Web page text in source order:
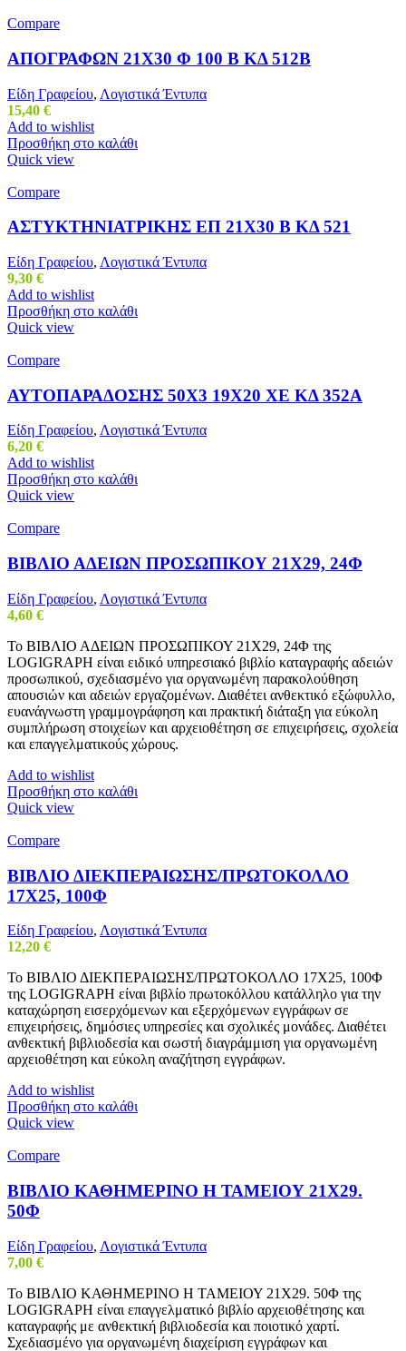
Compare
ΑΠΟΓΡΑΦΩΝ 21Χ30 Φ 100 Β ΚΔ 512Β
Είδη Γραφείου, Λογιστικά Έντυπα
15,40 €
Add to wishlist
Προσθήκη στο καλάθι
Quick view
Compare
ΑΣΤΥΚΤΗΝΙΑΤΡΙΚΗΣ ΕΠ 21Χ30 Β ΚΔ 521
Είδη Γραφείου, Λογιστικά Έντυπα
9,30 €
Add to wishlist
Προσθήκη στο καλάθι
Quick view
Compare
ΑΥΤΟΠΑΡΑΔΟΣΗΣ 50Χ3 19Χ20 ΧΕ ΚΔ 352Α
Είδη Γραφείου, Λογιστικά Έντυπα
6,20 €
Add to wishlist
Προσθήκη στο καλάθι
Quick view
Compare
ΒΙΒΛΙΟ ΑΔΕΙΩΝ ΠΡΟΣΩΠΙΚΟΥ 21Χ29, 24Φ
Είδη Γραφείου, Λογιστικά Έντυπα
4,60 €
Το ΒΙΒΛΙΟ ΑΔΕΙΩΝ ΠΡΟΣΩΠΙΚΟΥ 21Χ29, 24Φ της
LOGIGRAPH είναι ειδικό υπηρεσιακό βιβλίο καταγραφής αδειών
προσωπικού, σχεδιασμένο για οργανωμένη παρακολούθηση
απουσιών και αδειών εργαζομένων. Διαθέτει ανθεκτικό εξώφυλλο,
ευανάγνωστη γραμμογράφηση και πρακτική διάταξη για εύκολη
συμπλήρωση στοιχείων και αρχειοθέτηση σε επιχειρήσεις, σχολεία
και επαγγελματικούς χώρους.
Add to wishlist
Προσθήκη στο καλάθι
Quick view
Compare
ΒΙΒΛΙΟ ΔΙΕΚΠΕΡΑΙΩΣΗΣ/ΠΡΩΤΟΚΟΛΛΟ
17Χ25, 100Φ
Είδη Γραφείου, Λογιστικά Έντυπα
12,20 €
Το ΒΙΒΛΙΟ ΔΙΕΚΠΕΡΑΙΩΣΗΣ/ΠΡΩΤΟΚΟΛΛΟ 17Χ25, 100Φ
της LOGIGRAPH είναι βιβλίο πρωτοκόλλου κατάλληλο για την
καταχώρηση εισερχόμενων και εξερχόμενων εγγράφων σε
επιχειρήσεις, δημόσιες υπηρεσίες και σχολικές μονάδες. Διαθέτει
ανθεκτική βιβλιοδεσία και σωστή διαγράμμιση για οργανωμένη
αρχειοθέτηση και εύκολη αναζήτηση εγγράφων.
Add to wishlist
Προσθήκη στο καλάθι
Quick view
Compare
ΒΙΒΛΙΟ ΚΑΘΗΜΕΡΙΝΟ Η ΤΑΜΕΙΟΥ 21Χ29.
50Φ
Είδη Γραφείου, Λογιστικά Έντυπα
7,00 €
Το ΒΙΒΛΙΟ ΚΑΘΗΜΕΡΙΝΟ Η ΤΑΜΕΙΟΥ 21Χ29. 50Φ της
LOGIGRAPH είναι επαγγελματικό βιβλίο αρχειοθέτησης και
καταγραφής με ανθεκτική βιβλιοδεσία και ποιοτικό χαρτί.
Σχεδιασμένο για οργανωμένη διαχείριση εγγράφων και